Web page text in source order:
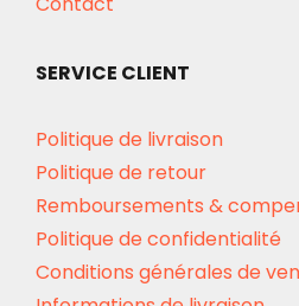
SERVICE CLIENT
Politique de livraison
Politique de retour
Remboursements &
Politique de confidentialité
Conditions générales de